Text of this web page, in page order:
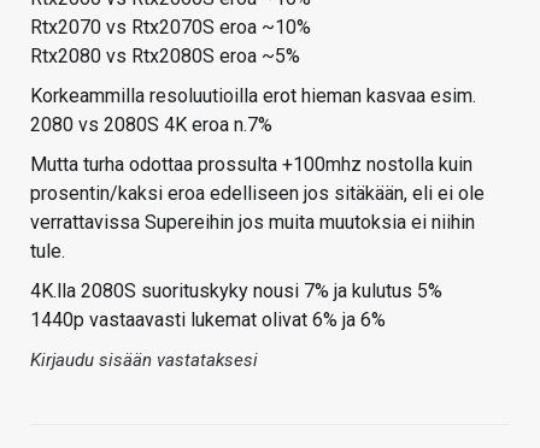
Rtx2070 vs Rtx2070S eroa ~10%
Rtx2080 vs Rtx2080S eroa ~5%
Korkeammilla resoluutioilla erot hieman kasvaa esim.
2080 vs 2080S 4K eroa n.7%
Mutta turha odottaa prossulta +100mhz nostolla kuin
prosentin/kaksi eroa edelliseen jos sitäkään, eli ei ole
verrattavissa Supereihin jos muita muutoksia ei niihin
tule.
4K.lla 2080S suorituskyky nousi 7% ja kulutus 5%
1440p vastaavasti lukemat olivat 6% ja 6%
Kirjaudu sisään vastataksesi